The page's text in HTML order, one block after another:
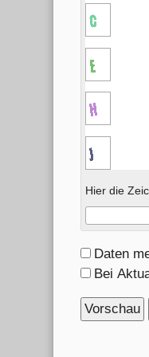
Hier die
Formular-
Optionen
Daten
Bei